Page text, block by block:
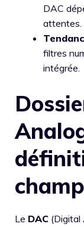
DAC
attentes.
filtres
intégrée.
Le DAC (Digital